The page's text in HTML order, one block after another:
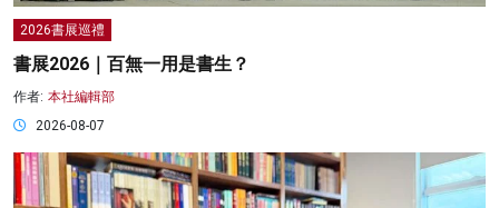
2026書展巡禮
書展2026｜百無一用是書生？
作者: 本社編輯部
2026-08-07